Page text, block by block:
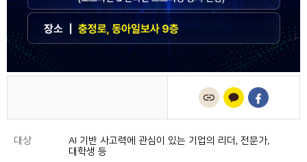
대상
AI 기반 사고력에 관심이 있는 기업의 리더, 전문가,
대학생 등